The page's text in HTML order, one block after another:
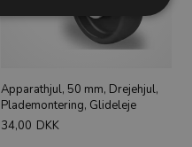
Apparathjul, 50 mm, Drejehjul,
Plademontering, Glideleje
34,00 DKK